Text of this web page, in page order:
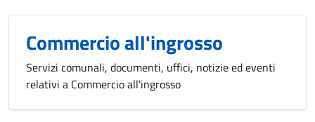
Commercio all'ingrosso
Servizi comunali, documenti, uffici, notizie ed eventi
relativi a Commercio all'ingrosso